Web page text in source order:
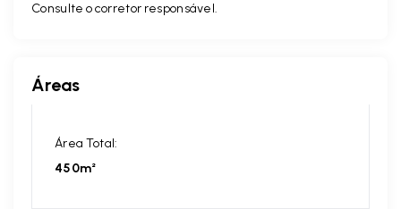
Consulte o corretor responsável.
Áreas
Área Total:
450m²